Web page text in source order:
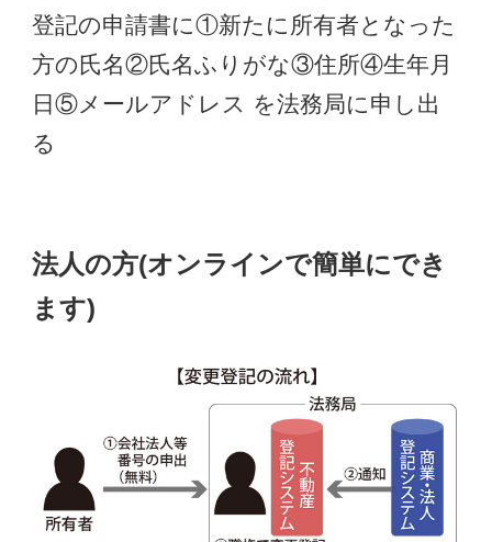
登記の申請書に①新たに所有者となった
方の氏名②氏名ふりがな③住所④生年月
日⑤メールアドレス を法務局に申し出
る
法人の方(オンラインで簡単にでき
ます)